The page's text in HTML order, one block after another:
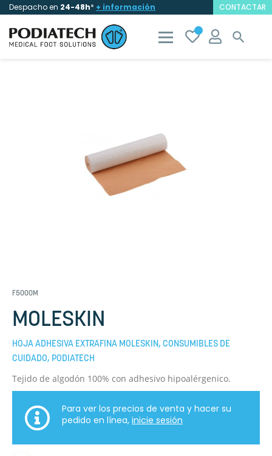
Despacho en 24-48h* + información CONTACTAR

F5000M
MOLESKIN
HOJA ADHESIVA EXTRAFINA MOLESKIN, CONSUMIBLES DE
CUIDADO, PODIATECH
Tejido de algodón 100% con adhesivo hipoalérgenico.
Para ver los precios de venta y hacer su
pedido en línea, inicie sesión